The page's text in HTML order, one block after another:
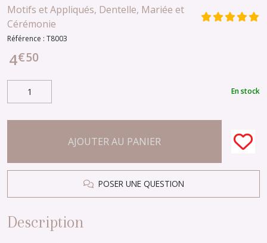
Motifs et Appliqués, Dentelle, Mariée et
Cérémonie
Référence : T8003
4€50
En stock
AJOUTER AU PANIER
POSER UNE QUESTION
Description